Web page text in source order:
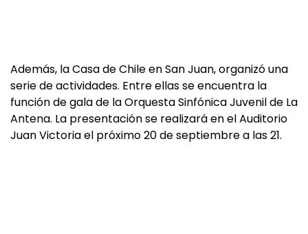
Además, la Casa de Chile en San Juan, organizó una
serie de actividades. Entre ellas se encuentra la
función de gala de la Orquesta Sinfónica Juvenil de La
Antena. La presentación se realizará en el Auditorio
Juan Victoria el próximo 20 de septiembre a las 21.